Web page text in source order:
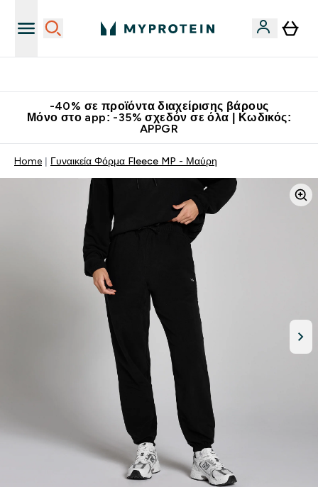
-40% σε προϊόντα διαχείρισης βάρους
Μόνο στο app: -35% σχεδόν σε όλα | Κωδικός:
APPGR
Home Γυναικεία Φόρμα Fleece MP - Μαύρη